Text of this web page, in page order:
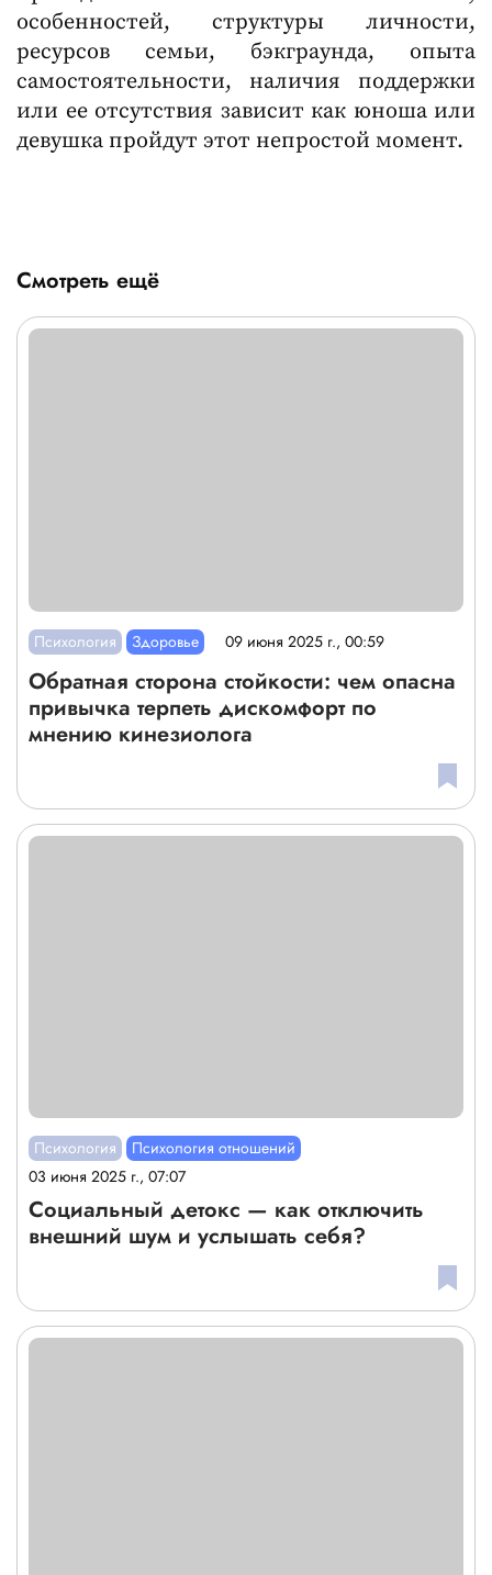
особенностей, структуры личности,
ресурсов семьи, бэкграунда, опыта
самостоятельности, наличия поддержки
или ее отсутствия зависит как юноша или
девушка пройдут этот непростой момент.
Смотреть ещё
Психология Здоровье 09 июня 2025 г., 00:59
Обратная сторона стойкости: чем опасна
привычка терпеть дискомфорт по
мнению кинезиолога
Психология
Психология отношений
03 июня 2025 г., 07:07
Социальный детокс — как отключить
внешний шум и услышать себя?